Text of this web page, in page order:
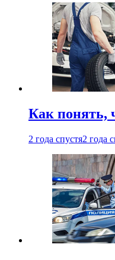
Как понять,
2 года спустя2 года